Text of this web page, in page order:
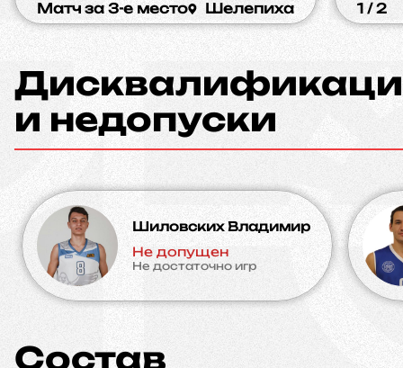
Матч за 3-е место Шелепиха 1 / 2
и недопуски
Шиловских Владимир
Не допущен
Не достаточно игр
Состав